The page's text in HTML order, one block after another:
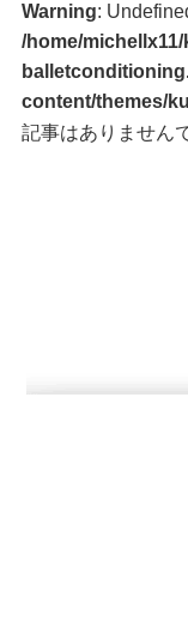
Warning:
/home/
content/themes/
記事はありません